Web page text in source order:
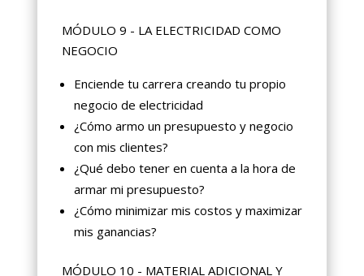
MÓDULO 9 - LA ELECTRICIDAD COMO
NEGOCIO
Enciende tu carrera creando tu propio
negocio de electricidad
¿Cómo armo un presupuesto y negocio
con mis clientes?
¿Qué debo tener en cuenta a la hora de
armar mi presupuesto?
¿Cómo minimizar mis costos y maximizar
mis ganancias?
MÓDULO 10 - MATERIAL ADICIONAL Y